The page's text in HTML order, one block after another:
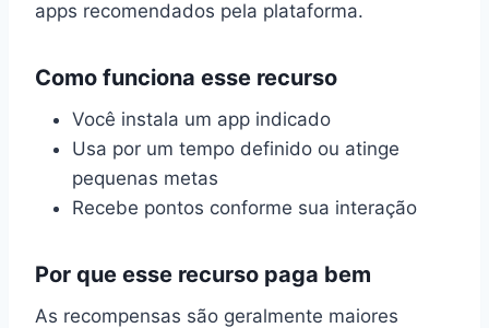
apps recomendados pela plataforma.
Como funciona esse recurso
Você instala um app indicado
Usa por um tempo definido ou atinge
pequenas metas
Recebe pontos conforme sua interação
Por que esse recurso paga bem
As recompensas são geralmente maiores